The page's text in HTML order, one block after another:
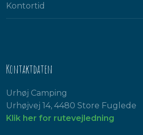
Kontortid
Kontaktdaten
Urhøj Camping
Urhøjvej 14, 4480 Store Fuglede
Klik her for rutevejledning